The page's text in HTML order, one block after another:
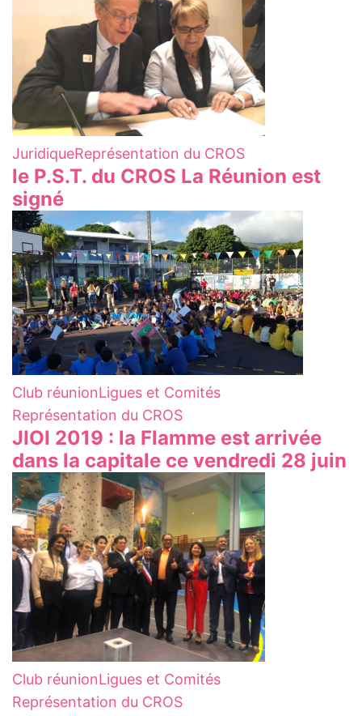
JuridiqueReprésentation du CROS
le P.S.T. du CROS La Réunion est
signé
Club réunionLigues et Comités
Représentation du CROS
JIOI 2019 : la Flamme est arrivée
dans la capitale ce vendredi 28 juin
Club réunionLigues et Comités
Représentation du CROS